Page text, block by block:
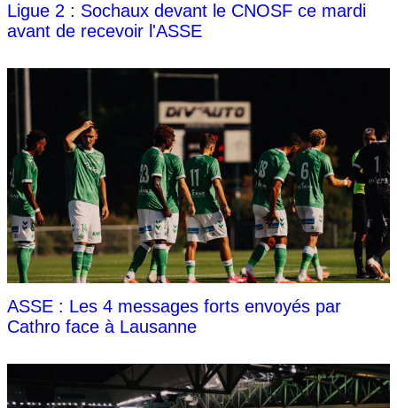
Ligue 2 : Sochaux devant le CNOSF ce mardi
avant de recevoir l'ASSE
ASSE : Les 4 messages forts envoyés par
Cathro face à Lausanne